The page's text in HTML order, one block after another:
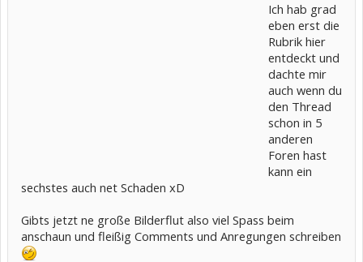
Ich hab grad
eben erst die
Rubrik hier
entdeckt und
dachte mir
auch wenn du
den Thread
schon in 5
anderen
Foren hast
kann ein
sechstes auch net Schaden xD
Gibts jetzt ne große Bilderflut also viel Spass beim
anschaun und fleißig Comments und Anregungen schreiben